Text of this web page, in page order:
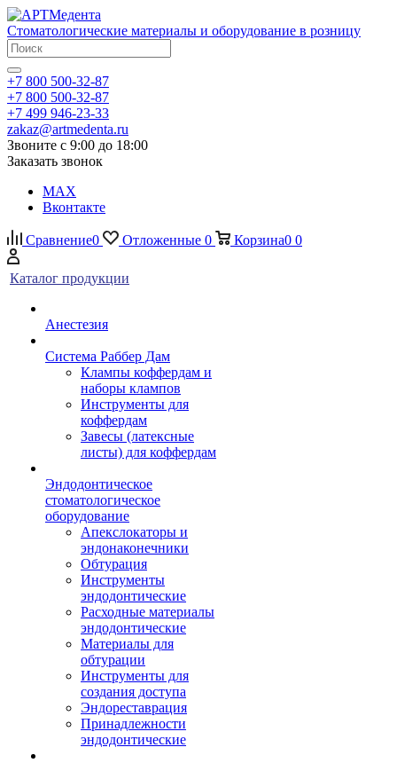
Стоматологические материалы и оборудование в розницу
+7 800 500-32-87
+7 800 500-32-87
+7 499 946-23-33
zakaz@artmedenta.ru
Звоните с 9:00 до 18:00
Заказать звонок
MAX
Вконтакте
Сравнение0 Отложенные 0 Корзина0 0
Каталог продукции
Анестезия
Система Раббер Дам
Клампы коффердам и
наборы клампов
Инструменты для
коффердам
Завесы (латексные
листы) для коффердам
Эндодонтическое
стоматологическое
оборудование
Апекслокаторы и
эндонаконечники
Обтурация
Инструменты
эндодонтические
Расходные материалы
эндодонтические
Материалы для
обтурации
Инструменты для
создания доступа
Эндореставрация
Принадлежности
эндодонтические